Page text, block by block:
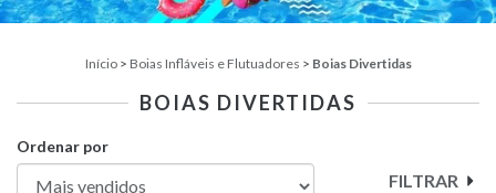
Início > Boias Infláveis e Flutuadores > Boias Divertidas
BOIAS DIVERTIDAS
Ordenar por
FILTRAR